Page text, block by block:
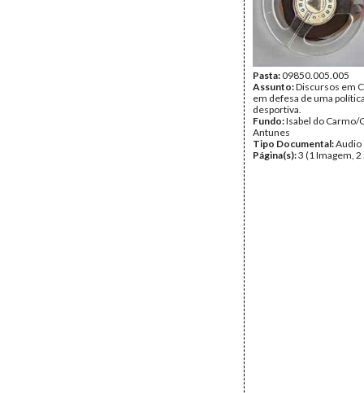
Pasta:09850.005.005
Assunto:Discursos em
em defesa de uma
desportiva.
Fundo:Isabel do Carmo/
Antunes
Tipo Documental:Audio
Página(s):3 (1 Imagem, 2